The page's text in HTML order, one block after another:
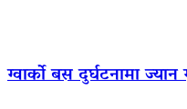
ग्वार्को बस दुर्घटनामा